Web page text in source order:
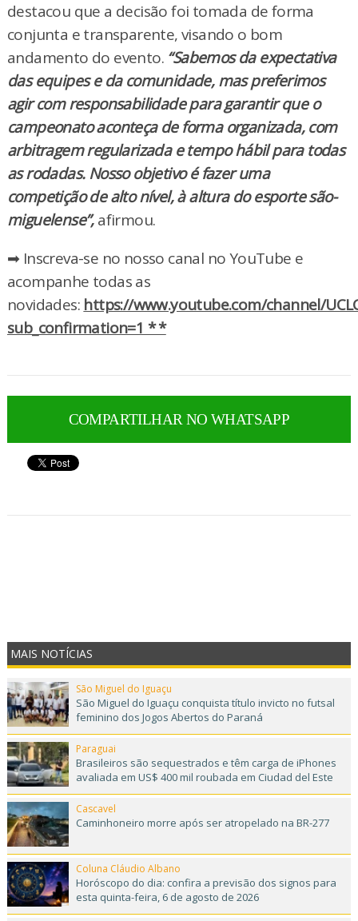
destacou que a decisão foi tomada de forma
conjunta e transparente, visando o bom
andamento do evento. “Sabemos da expectativa
das equipes e da comunidade, mas preferimos
agir com responsabilidade para garantir que o
campeonato aconteça de forma organizada, com
arbitragem regularizada e tempo hábil para todas
as rodadas. Nosso objetivo é fazer uma
competição de alto nível, à altura do esporte são-
miguelense”,afirmou.
➡ Inscreva-se no nosso canal no YouTube e
acompanhe todas as
novidades: https://www.youtube.com/channel/
sub_confirmation=1 * *
COMPARTILHAR NO WHATSAPP
MAIS NOTÍCIAS
São Miguel do Iguaçu
São Miguel do Iguaçu conquista título invicto no futsal
feminino dos Jogos Abertos do Paraná
Paraguai
Brasileiros são sequestrados e têm carga de iPhones
avaliada em US$ 400 mil roubada em Ciudad del Este
Cascavel
Caminhoneiro morre após ser atropelado na BR-277
Coluna Cláudio Albano
Horóscopo do dia: confira a previsão dos signos para
esta quinta-feira, 6 de agosto de 2026